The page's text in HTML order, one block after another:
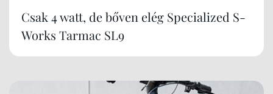
Csak 4 watt, de bőven elég Specialized S-
Works Tarmac SL9